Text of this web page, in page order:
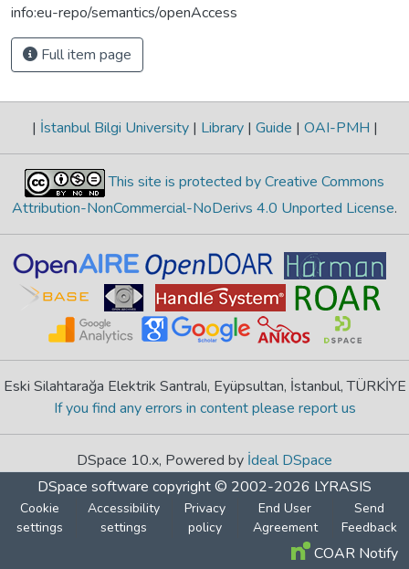
info:eu-repo/semantics/openAccess
Full item page
| İstanbul Bilgi University | Library | Guide | OAI-PMH |
This site is protected by Creative Commons
Attribution-NonCommercial-NoDerivs 4.0 Unported License.
Eski Silahtarağa Elektrik Santralı, Eyüpsultan, İstanbul, TÜRKİYE
If you find any errors in content please report us
DSpace 10.x, Powered by İdeal DSpace
DSpace software copyright © 2002-2026 LYRASIS
Cookie
settings
Accessibility
settings
Privacy
policy
End User
Agreement
Send
Feedback
COAR Notify